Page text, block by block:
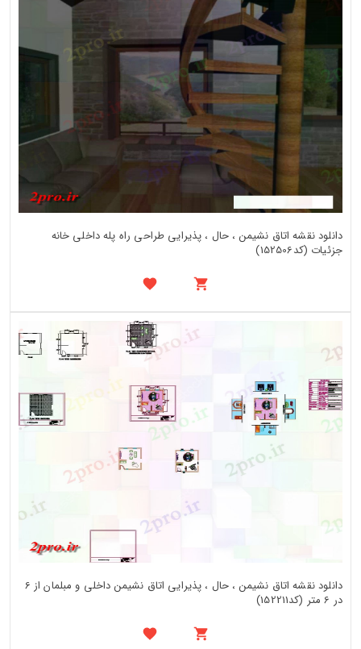
دانلود نقشه اتاق نشیمن ، حال ، پذیرایی طراحی راه پله داخلی خانه
جزئیات (کد152506)
دانلود نقشه اتاق نشیمن ، حال ، پذیرایی اتاق نشیمن داخلی و مبلمان از 6
در 6 متر (کد152211)